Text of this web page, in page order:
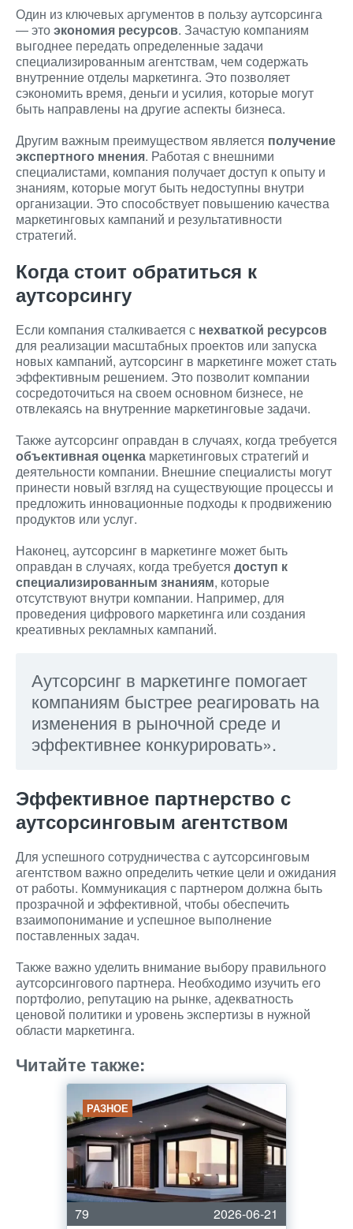
Один из ключевых аргументов в пользу аутсорсинга
— этоэкономия ресурсов. Зачастую компаниям
выгоднее передать определенные задачи
специализированным агентствам, чем содержать
внутренние отделы маркетинга. Это позволяет
сэкономить время, деньги и усилия, которые могут
быть направлены на другие аспекты бизнеса.
Другим важным преимуществом является получение
экспертного мнения. Работая с внешними
специалистами, компания получает доступ к опыту и
знаниям, которые могут быть недоступны внутри
организации. Это способствует повышению качества
маркетинговых кампаний и результативности
стратегий.
Когда стоит обратиться к
аутсорсингу
Если компания сталкивается с нехваткой ресурсов
для реализации масштабных проектов или запуска
новых кампаний, аутсорсинг в маркетинге может стать
эффективным решением. Это позволит компании
сосредоточиться на своем основном бизнесе, не
отвлекаясь на внутренние маркетинговые задачи.
Также аутсорсинг оправдан в случаях, когда требуется
объективная оценка маркетинговых стратегий и
деятельности компании. Внешние специалисты могут
принести новый взгляд на существующие процессы и
предложить инновационные подходы к продвижению
продуктов или услуг.
Наконец, аутсорсинг в маркетинге может быть
оправдан в случаях, когда требуется доступ к
специализированным знаниям, которые
отсутствуют внутри компании. Например, для
проведения цифрового маркетинга или создания
креативных рекламных кампаний.
Аутсорсинг в маркетинге помогает
компаниям быстрее реагировать на
изменения в рыночной среде и
эффективнее конкурировать».
Эффективное партнерство с
аутсорсинговым агентством
Для успешного сотрудничества с аутсорсинговым
агентством важно определить четкие цели и ожидания
от работы. Коммуникация с партнером должна быть
прозрачной и эффективной, чтобы обеспечить
взаимопонимание и успешное выполнение
поставленных задач.
Также важно уделить внимание выбору правильного
аутсорсингового партнера. Необходимо изучить его
портфолио, репутацию на рынке, адекватность
ценовой политики и уровень экспертизы в нужной
области маркетинга.
Читайте также:
РАЗНОЕ
79 2026-06-21